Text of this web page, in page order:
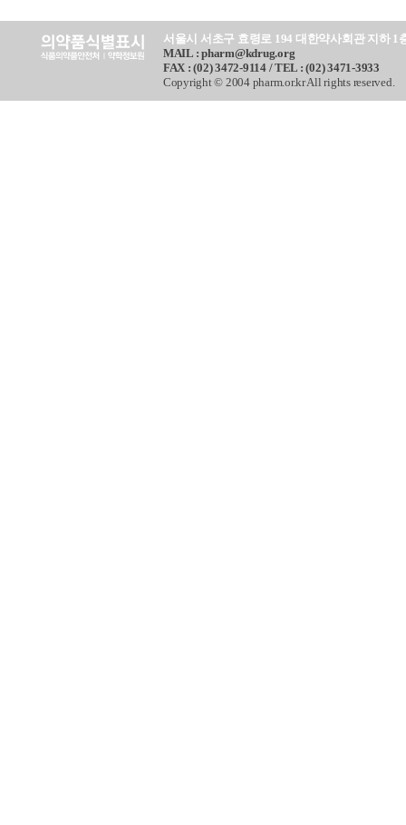
서울시 서초구 효령로 194 대한약사회관 지하 1
MAIL : pharm@kdrug.org
FAX : (02) 3472-9114 / TEL : (02) 3471-3933
Copyright © 2004 pharm.or.kr All rights reserved.